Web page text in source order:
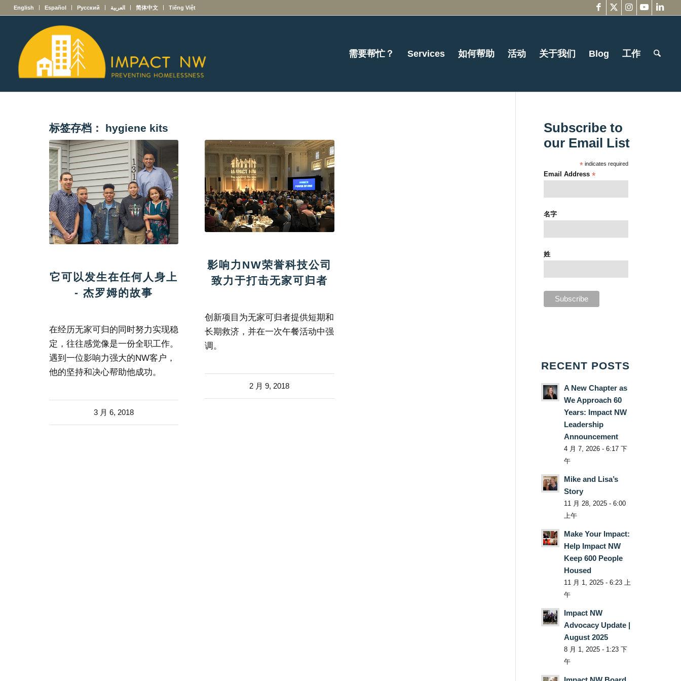
English Español Русский العربية 简体中文 Tiếng Việt
需要帮忙？ Services 如何帮助 活动 关于我们 Blog 工作
标签存档： hygiene kits
它可以发生在任何人身上
- 杰罗姆的故事
在经历无家可归的同时努力实现稳
定，往往感觉像是一份全职工作。
遇到一位影响力强大的NW客户，
他的坚持和决心帮助他成功。
3 月 6, 2018
影响力NW荣誉科技公司
致力于打击无家可归者
创新项目为无家可归者提供短期和
长期救济，并在一次午餐活动中强
调。
2 月 9, 2018
Subscribe to
our Email List
* indicates required
Email Address*
名字
姓
RECENT POSTS
A New Chapter as
We Approach 60
Years: Impact NW
Leadership
Announcement
4 月 7, 2026 - 6:17 下
午
Mike and Lisa’s
Story
11 月 28, 2025 - 6:00
上午
Make Your Impact:
Help Impact NW
Keep 600 People
Housed
11 月 1, 2025 - 6:23 上
午
Impact NW
Advocacy Update |
August 2025
8 月 1, 2025 - 1:23 下
午